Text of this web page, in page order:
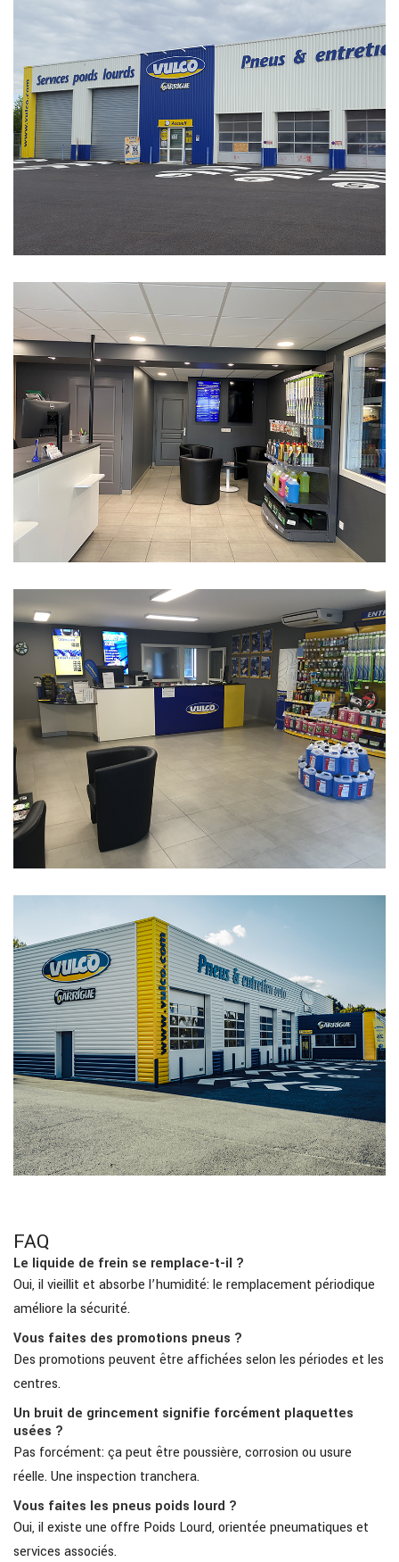
FAQ
Le liquide de frein se remplace-t-il ?
Oui, il vieillit et absorbe l’humidité: le remplacement périodique
améliore la sécurité.
Vous faites des promotions pneus ?
Des promotions peuvent être affichées selon les périodes et les
centres.
Un bruit de grincement signifie forcément plaquettes
usées ?
Pas forcément: ça peut être poussière, corrosion ou usure
réelle. Une inspection tranchera.
Vous faites les pneus poids lourd ?
Oui, il existe une offre Poids Lourd, orientée pneumatiques et
services associés.